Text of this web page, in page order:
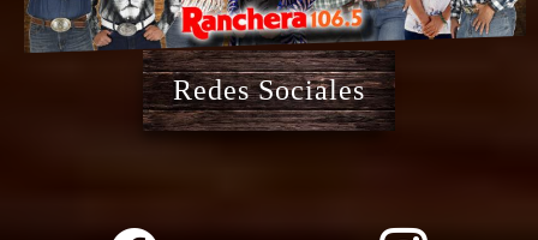
Redes Sociales